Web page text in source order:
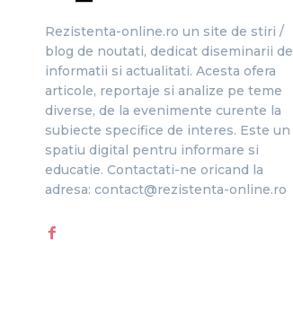
Rezistenta-online.ro un site de stiri /
blog de noutati, dedicat diseminarii de
informatii si actualitati. Acesta ofera
articole, reportaje si analize pe teme
diverse, de la evenimente curente la
subiecte specifice de interes. Este un
spatiu digital pentru informare si
educatie. Contactati-ne oricand la
adresa: contact@rezistenta-online.ro